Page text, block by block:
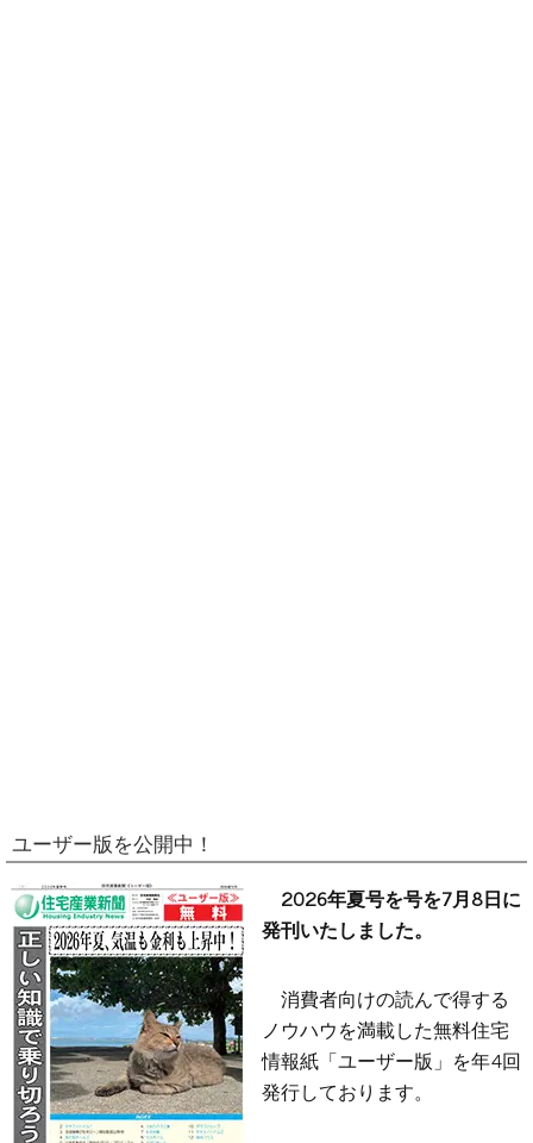
ユーザー版を公開中！
2026年夏号を号を7月8日に
発刊いたしました。
消費者向けの読んで得する
ノウハウを満載した無料住宅
情報紙「ユーザー版」を年4回
発行しております。